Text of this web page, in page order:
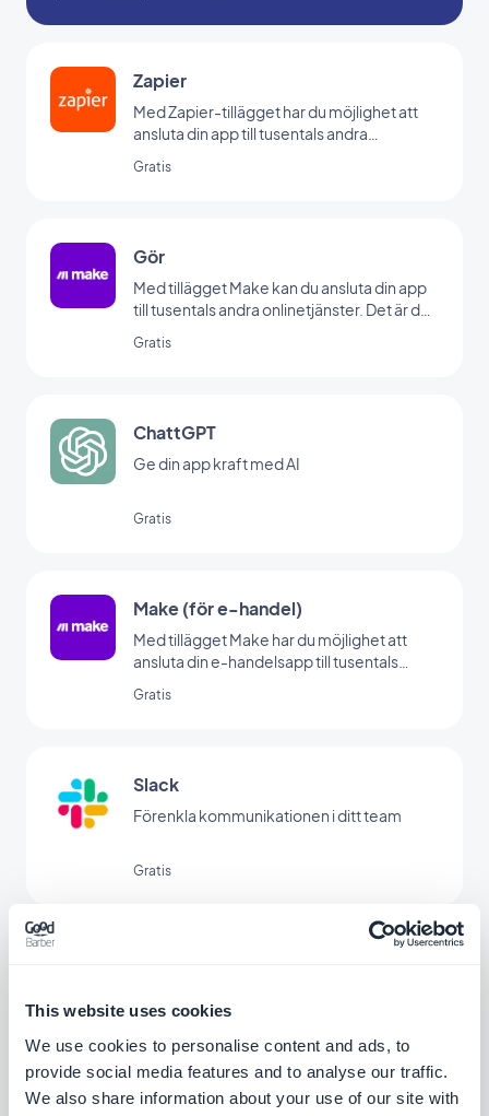
This website uses cookies
We use cookies to personalise content and ads, to
provide social media features and to analyse our traffic.
We also share information about your use of our site with
Zapier
Med Zapier-tillägget har du möjlighet att
ansluta din app till tusentals andra
för att ställa in automatiseringar utan att
Gratis
Gör
Med tillägget Make kan du ansluta din app
till tusentals andra onlinetjänster. Det är det
automatiseringar utan att behöva koda. (Du
Gratis
ChattGPT
Ge din app kraft med AI
Gratis
Make (för e-handel)
Med tillägget Make har du möjlighet att
ansluta din e-handelsapp till tusentals
tillägget för att skapa automatiseringar
Gratis
Slack
Förenkla kommunikationen i ditt team
Gratis
Assistant, som drivs av OpenAI
Gratis